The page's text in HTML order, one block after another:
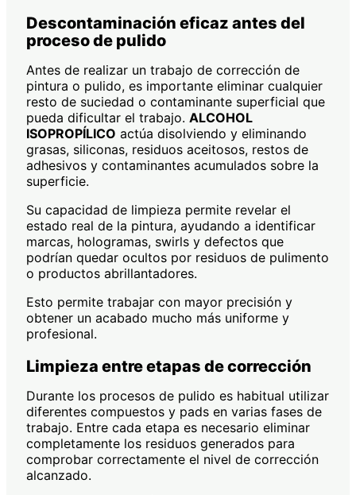
Descontaminación eficaz antes del
proceso de pulido
Antes de realizar un trabajo de corrección de
pintura o pulido, es importante eliminar cualquier
resto de suciedad o contaminante superficial que
pueda dificultar el trabajo. ALCOHOL
ISOPROPÍLICO actúa disolviendo y eliminando
grasas, siliconas, residuos aceitosos, restos de
adhesivos y contaminantes acumulados sobre la
superficie.
Su capacidad de limpieza permite revelar el
estado real de la pintura, ayudando a identificar
marcas, hologramas, swirls y defectos que
podrían quedar ocultos por residuos de pulimento
o productos abrillantadores.
Esto permite trabajar con mayor precisión y
obtener un acabado mucho más uniforme y
profesional.
Limpieza entre etapas de corrección
Durante los procesos de pulido es habitual utilizar
diferentes compuestos y pads en varias fases de
trabajo. Entre cada etapa es necesario eliminar
completamente los residuos generados para
comprobar correctamente el nivel de corrección
alcanzado.